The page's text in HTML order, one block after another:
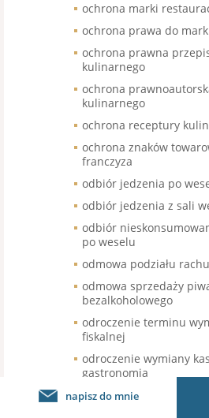
ochrona marki
ochrona prawa do
ochrona prawna
kulinarnego
ochrona
kulinarnego
ochrona receptury
ochrona znaków
franczyza
odbiór jedzenia po
odbiór jedzenia z sali
odbiór
po weselu
odmowa podziału
odmowa sprzedaży
bezalkoholowego
odroczenie terminu
fiskalnej
odroczenie wymiany
gastronomia
odstąpienie od umowy
napisz do mnie